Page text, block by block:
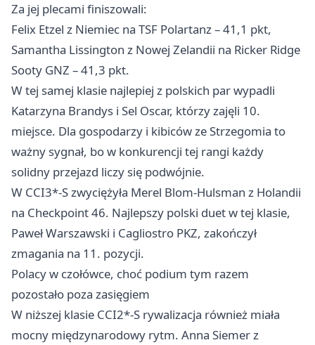
Za jej plecami finiszowali:
Felix Etzel z Niemiec na TSF Polartanz – 41,1 pkt,
Samantha Lissington z Nowej Zelandii na Ricker Ridge
Sooty GNZ – 41,3 pkt.
W tej samej klasie najlepiej z polskich par wypadli
Katarzyna Brandys i Sel Oscar, którzy zajęli 10.
miejsce. Dla gospodarzy i kibiców ze Strzegomia to
ważny sygnał, bo w konkurencji tej rangi każdy
solidny przejazd liczy się podwójnie.
W CCI3*-S zwyciężyła Merel Blom-Hulsman z Holandii
na Checkpoint 46. Najlepszy polski duet w tej klasie,
Paweł Warszawski i Cagliostro PKZ, zakończył
zmagania na 11. pozycji.
Polacy w czołówce, choć podium tym razem
pozostało poza zasięgiem
W niższej klasie CCI2*-S rywalizacja również miała
mocny międzynarodowy rytm. Anna Siemer z